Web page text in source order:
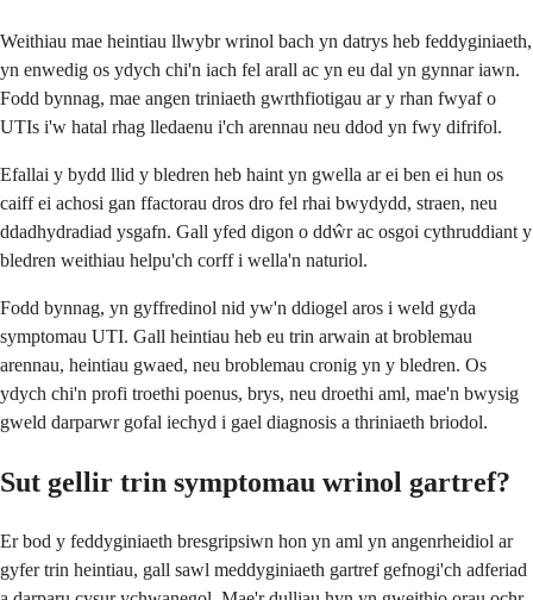
Weithiau mae heintiau llwybr wrinol bach yn datrys heb feddyginiaeth,
yn enwedig os ydych chi'n iach fel arall ac yn eu dal yn gynnar iawn.
Fodd bynnag, mae angen triniaeth gwrthfiotigau ar y rhan fwyaf o
UTIs i'w hatal rhag lledaenu i'ch arennau neu ddod yn fwy difrifol.
Efallai y bydd llid y bledren heb haint yn gwella ar ei ben ei hun os
caiff ei achosi gan ffactorau dros dro fel rhai bwydydd, straen, neu
ddadhydradiad ysgafn. Gall yfed digon o ddŵr ac osgoi cythruddiant y
bledren weithiau helpu'ch corff i wella'n naturiol.
Fodd bynnag, yn gyffredinol nid yw'n ddiogel aros i weld gyda
symptomau UTI. Gall heintiau heb eu trin arwain at broblemau
arennau, heintiau gwaed, neu broblemau cronig yn y bledren. Os
ydych chi'n profi troethi poenus, brys, neu droethi aml, mae'n bwysig
gweld darparwr gofal iechyd i gael diagnosis a thriniaeth briodol.
Sut gellir trin symptomau wrinol gartref?
Er bod y feddyginiaeth bresgripsiwn hon yn aml yn angenrheidiol ar
gyfer trin heintiau, gall sawl meddyginiaeth gartref gefnogi'ch adferiad